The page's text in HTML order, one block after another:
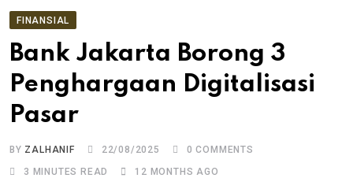
FINANSIAL
Bank Jakarta Borong 3
Penghargaan Digitalisasi
Pasar
BY ZALHANIF 22/08/2025 0 COMMENTS
3 MINUTES READ
12 MONTHS AGO